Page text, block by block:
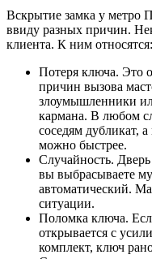
Вскрытие замка у метро
ввиду разных причин.
клиента. К ним относятся:
Потеря ключа. Это
причин вызова
злоумышленники
кармана. В любом
соседям дубликат,
можно быстрее.
Случайность.
вы выбрасываете
автоматический.
ситуации.
Поломка ключа.
открывается с
комплект, ключ